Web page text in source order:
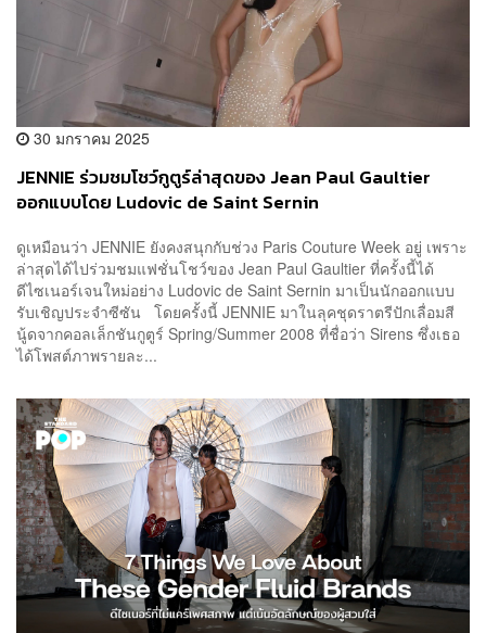
30 มกราคม 2025
JENNIE ร่วมชมโชว์กูตูร์ล่าสุดของ Jean Paul Gaultier
ออกแบบโดย Ludovic de Saint Sernin
ดูเหมือนว่า JENNIE ยังคงสนุกกับช่วง Paris Couture Week อยู่ เพราะ
ล่าสุดได้ไปร่วมชมแฟชั่นโชว์ของ Jean Paul Gaultier ที่ครั้งนี้ได้
ดีไซเนอร์เจนใหม่อย่าง Ludovic de Saint Sernin มาเป็นนักออกแบบ
รับเชิญประจำซีซัน โดยครั้งนี้ JENNIE มาในลุคชุดราตรีปักเลื่อมสี
นู้ดจากคอลเล็กชันกูตูร์ Spring/Summer 2008 ที่ชื่อว่า Sirens ซึ่งเธอ
ได้โพสต์ภาพรายละ...